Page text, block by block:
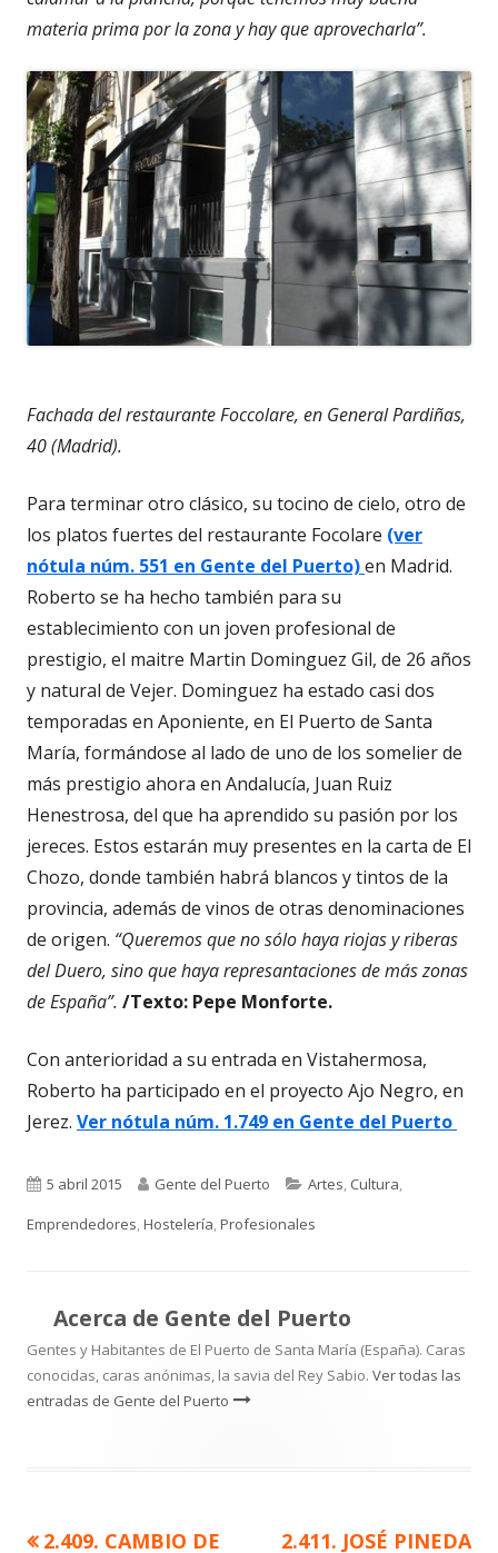
materia prima por la zona y hay que aprovecharla”.
Fachada del restaurante Foccolare, en General Pardiñas,
40 (Madrid).
Para terminar otro clásico, su tocino de cielo, otro de
los platos fuertes del restaurante Focolare (ver
nótula núm. 551 en Gente del Puerto)en Madrid.
Roberto se ha hecho también para su
establecimiento con un joven profesional de
prestigio, el maitre Martin Dominguez Gil, de 26 años
y natural de Vejer. Dominguez ha estado casi dos
temporadas en Aponiente, en El Puerto de Santa
María, formándose al lado de uno de los somelier de
más prestigio ahora en Andalucía, Juan Ruiz
Henestrosa, del que ha aprendido su pasión por los
jereces. Estos estarán muy presentes en la carta de El
Chozo, donde también habrá blancos y tintos de la
provincia, además de vinos de otras denominaciones
de origen. “Queremos que no sólo haya riojas y riberas
del Duero, sino que haya represantaciones de más zonas
de España”. /Texto: Pepe Monforte.
Con anterioridad a su entrada en Vistahermosa,
Roberto ha participado en el proyecto Ajo Negro, en
Jerez. Ver nótula núm. 1.749 en Gente del Puerto
Publicado
el
5 abril 2015 Autor
Gente del Puerto Categorías
Artes, Cultura,
Emprendedores,Hostelería,Profesionales
Acerca de Gente del Puerto
Gentes y Habitantes de El Puerto de Santa María (España). Caras
conocidas, caras anónimas, la savia del Rey Sabio. Ver todas las
entradas de Gente del Puerto
Artículo
2.409. CAMBIO DE
Artículo
2.411. JOSÉ PINEDA